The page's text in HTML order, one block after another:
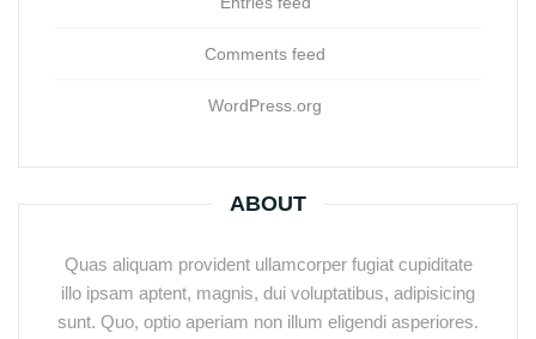
Comments feed
WordPress.org
ABOUT
Quas aliquam provident ullamcorper fugiat cupiditate
illo ipsam aptent, magnis, dui voluptatibus, adipisicing
sunt. Quo, optio aperiam non illum eligendi asperiores.